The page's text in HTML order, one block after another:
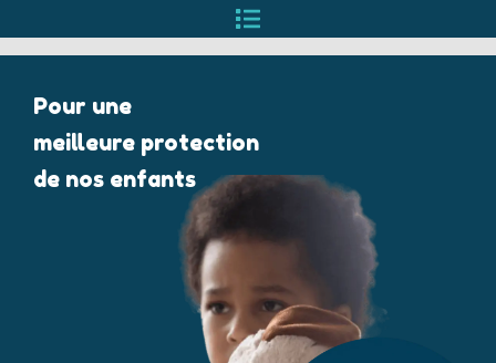
Pour une
meilleure protection
de nos enfants